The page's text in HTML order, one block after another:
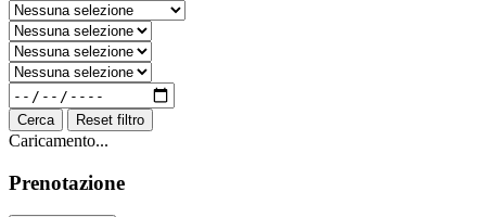
Cerca Reset filtro
Caricamento...
Prenotazione